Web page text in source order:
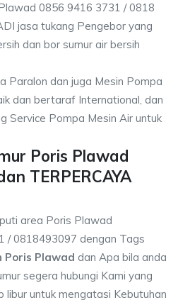
0856 9416 3731 / 0818
jasa tukang Pengebor yang
dan bor sumur air bersih
Paralon dan juga Mesin Pompa
dan bertaraf International, dan
Service Pompa Mesin Air untuk
Poris Plawad
TERPERCAYA
area Poris Plawad
/ 0818493097 dengan Tags
Poris Plawad dan Apa bila anda
segera hubungi Kami yang
libur untuk mengatasi Kebutuhan